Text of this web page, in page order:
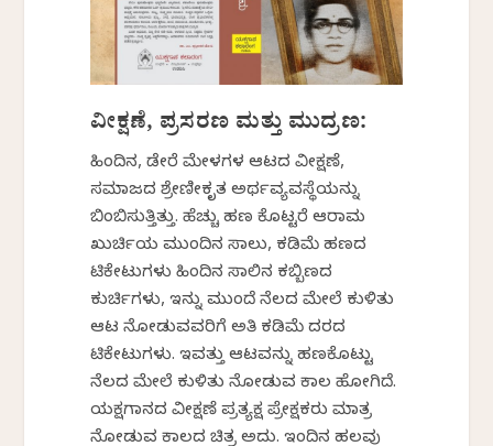
ವೀಕ್ಷಣೆ, ಪ್ರಸರಣ ಮತ್ತು ಮುದ್ರಣ:
ಹಿಂದಿನ, ಡೇರೆ ಮೇಳಗಳ ಆಟದ ವೀಕ್ಷಣೆ,
ಸಮಾಜದ ಶ್ರೇಣೀಕೃತ ಅರ್ಥವ್ಯವಸ್ಥೆಯನ್ನು
ಬಿಂಬಿಸುತ್ತಿತ್ತು. ಹೆಚ್ಚು ಹಣ ಕೊಟ್ಟರೆ ಆರಾಮ
ಖುರ್ಚಿಯ ಮುಂದಿನ ಸಾಲು, ಕಡಿಮೆ ಹಣದ
ಟಿಕೇಟುಗಳು ಹಿಂದಿನ ಸಾಲಿನ ಕಬ್ಬಿಣದ
ಕುರ್ಚಿಗಳು, ಇನ್ನು ಮುಂದೆ ನೆಲದ ಮೇಲೆ ಕುಳಿತು
ಆಟ ನೋಡುವವರಿಗೆ ಅತಿ ಕಡಿಮೆ ದರದ
ಟಿಕೇಟುಗಳು. ಇವತ್ತು ಆಟವನ್ನು ಹಣಕೊಟ್ಟು
ನೆಲದ ಮೇಲೆ ಕುಳಿತು ನೋಡುವ ಕಾಲ ಹೋಗಿದೆ.
ಯಕ್ಷಗಾನದ ವೀಕ್ಷಣೆ ಪ್ರತ್ಯಕ್ಷ ಪ್ರೇಕ್ಷಕರು ಮಾತ್ರ
ನೋಡುವ ಕಾಲದ ಚಿತ್ರ ಅದು. ಇಂದಿನ ಹಲವು